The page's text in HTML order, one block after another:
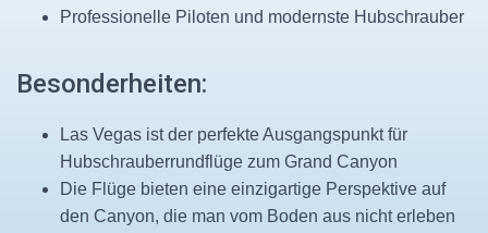
Professionelle Piloten und modernste Hubschrauber
Besonderheiten:
Las Vegas ist der perfekte Ausgangspunkt für
Hubschrauberrundflüge zum Grand Canyon
Die Flüge bieten eine einzigartige Perspektive auf
den Canyon, die man vom Boden aus nicht erleben